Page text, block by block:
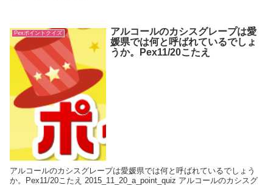
Pexポイントクイズ
アルコールのカシスグレープは愛
媛県では何と呼ばれているでしょ
うか。Pex11/20こたえ
アルコールのカシスグレープは愛媛県では何と呼ばれているでしょう
か。Pex11/20こたえ 2015_11_20_a_point_quiz アルコールのカシスグ